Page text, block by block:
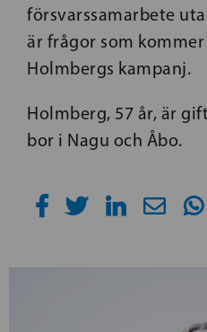
försvarssamarbete
är frågor som
Holmbergs kampanj.
Holmberg, 57 år, är
bor i Nagu och Åbo.